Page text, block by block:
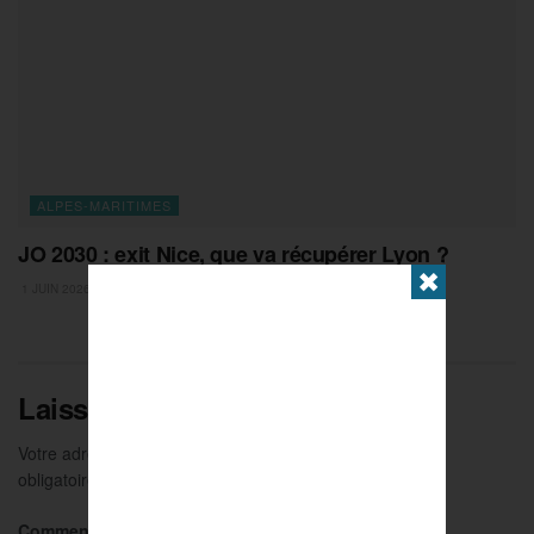
ALPES-MARITIMES
JO 2030 : exit Nice, que va récupérer Lyon ?
Laisser un commentaire
Votre adresse e-mail ne sera pas publiée.
obligatoires sont indiqués avec
✖